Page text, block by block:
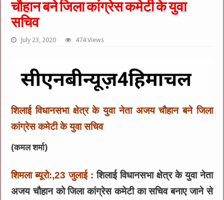
चौहान बने जिला कांग्रेस कमेटी के युवा
सचिव
July 23, 2020 474 Views
शिलाई विधानसभा क्षेत्र के युवा नेता अजय चौहान बने जिला
कांग्रेस कमेटी के युवा सचिव
(कमल शर्मा)
शिमला ब्यूरो:,23 जुलाई : शिलाई विधानसभा क्षेत्र के युवा नेता
अजय चौहान को जिला कांग्रेस कमेटी का सचिव बनाए जाने से